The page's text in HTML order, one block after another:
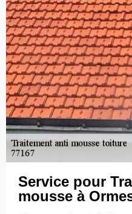
Service pour
mousse à